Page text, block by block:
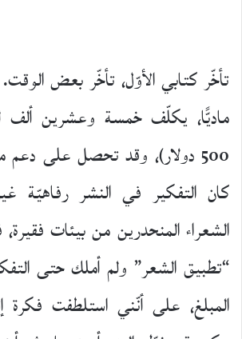
تأخّر كتابي الأوّل، تأخّر بعض
ماديًّا، يكلّف خمسة وعشرين ألف
500 دولار)، وقد تحصل على دعم
كان التفكير في النشر رفاهيّة
الشعراء المنحدرين من بيئات
“تطبيق الشعر” ولم أملك حتى
المبلغ، على أنّني استلطفت